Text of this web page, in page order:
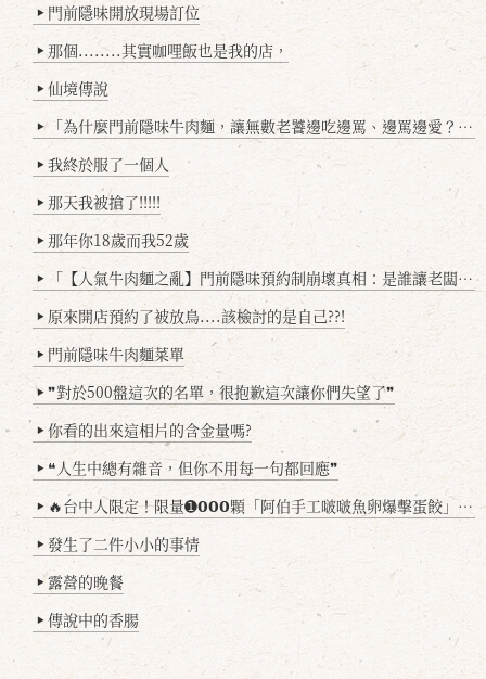
▶ 門前隱味開放現場訂位
▶ 那個........其實咖哩飯也是我的店，
▶ 仙境傳說
▶ 「為什麼門前隱味牛肉麵，讓無數老饕邊吃邊罵、邊罵邊愛？小辣雞揭密！」
▶ 我終於服了一個人
▶ 那天我被搶了!!!!!
▶ 那年你18歲而我52歲
▶ 「【人氣牛肉麵之亂】門前隱味預約制崩壞真相：是誰讓老闆心灰意冷？」
▶ 原來開店預約了被放鳥....該檢討的是自己??!
▶ 門前隱味牛肉麵菜單
▶ ❞對於500盤這次的名單，很抱歉這次讓你們失望了❞
▶ 你看的出來這相片的含金量嗎?
▶ ❝人生中總有雜音，但你不用每一句都回應❞
▶ 🔥台中人限定！限量➊𝟬𝟬𝟬顆「阿伯手工啵啵魚卵爆擊蛋餃」台北已被搶爆2萬顆，最後名額門前隱味只留給你！🥟💥
▶ 發生了二件小小的事情
▶ 露營的晚餐
▶ 傳說中的香腸